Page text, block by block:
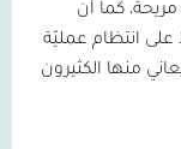
كما أن
انتظام عمليّة
منها الكثيرون